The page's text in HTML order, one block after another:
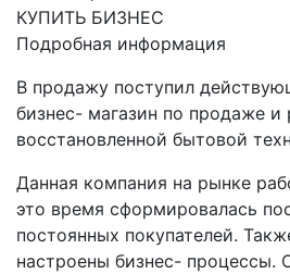
КУПИТЬ БИЗНЕС
Подробная информация
В продажу поступил
бизнес- магазин по продаже и
восстановленной бытовой
Данная компания на рынке
это время сформировалась
постоянных покупателей.
настроены бизнес- процессы.